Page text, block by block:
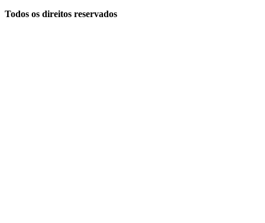
Todos os direitos reservados